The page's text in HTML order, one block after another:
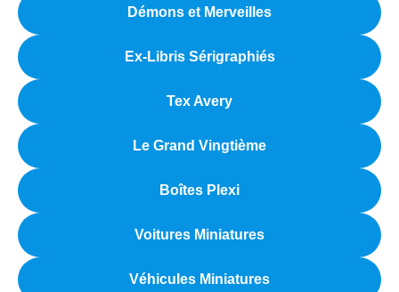
Démons et Merveilles
Ex-Libris Sérigraphiés
Tex Avery
Le Grand Vingtième
Boîtes Plexi
Voitures Miniatures
Véhicules Miniatures